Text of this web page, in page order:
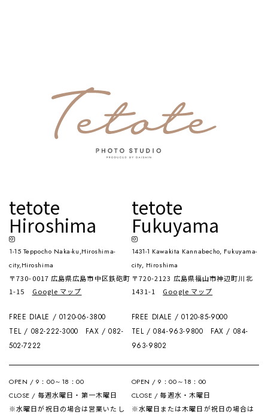
tetote
Hiroshima
1-15 Teppocho Naka-ku,Hiroshima-
city,Hiroshima
〒730-0017 広島県広島市中区鉄砲町
1-15 Google マップ
FREE DIALE / 0120-06-3800
TEL / 082-222-3000 FAX / 082-
502-7222
OPEN / 9：00～18：00
CLOSE / 毎週水曜日・第一木曜日
※水曜日が祝日の場合は営業いたし
tetote
Fukuyama
1431-1 Kawakita Kannabecho, Fukuyama-
city, Hiroshima
〒720-2123 広島県福山市神辺町川北
1431-1 Google マップ
FREE DIALE / 0120-85-9000
TEL / 084-963-9800 FAX / 084-
963-9802
OPEN / 9：00～18：00
CLOSE / 毎週水・木曜日
※水曜日または木曜日が祝日の場合は